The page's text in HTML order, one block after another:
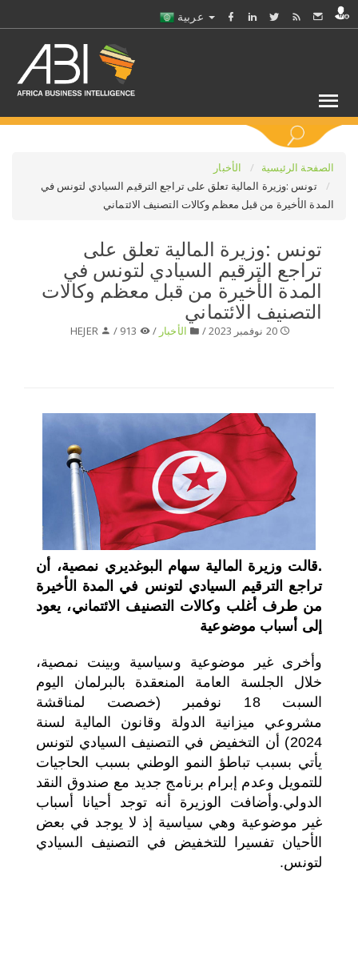
حدد الفرع
الصفحة الرئيسية
الأخبار
تونس :وزيرة المالية تعلق على تراجع الترقيم السيادي لتونس في
المدة الأخيرة من قبل معظم وكالات التصنيف الائتماني
تونس :وزيرة المالية تعلق على
تراجع الترقيم السيادي لتونس في
المدة الأخيرة من قبل معظم وكالات
التصنيف الائتماني
20 نوفمبر 2023 / الأخبار /
HEJER
.قالت وزيرة المالية سهام البوغديري نمصية، أن
تراجع الترقيم السيادي لتونس في المدة الأخيرة
من طرف أغلب وكالات التصنيف الائتماني، يعود
إلى أسباب موضوعية
وأخرى غير موضوعية وسياسية
وبينت نمصية،
خلال الجلسة العامة المنعقدة بالبرلمان اليوم
السبت 18 نوفمبر (خصصت لمناقشة
مشروعي
ميزانية الدولة وقانون المالية لسنة
2024) أن التخفيض في التصنيف السيادي لتونس
يأتي بسبب تباطؤ النمو الوطني بسبب الحاجيات
للتمويل وعدم إبرام برنامج جديد مع صندوق النقد
الدولي.وأضافت الوزيرة أنه توجد أحيانا أسباب
غير موضوعية وهي سياسية إذ لا يوجد في بعض
الأحيان تفسيرا للتخفيض في التصنيف السيادي
لتونس.